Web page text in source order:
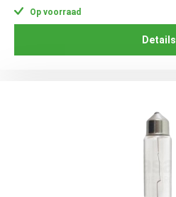
Op voorraad
Details